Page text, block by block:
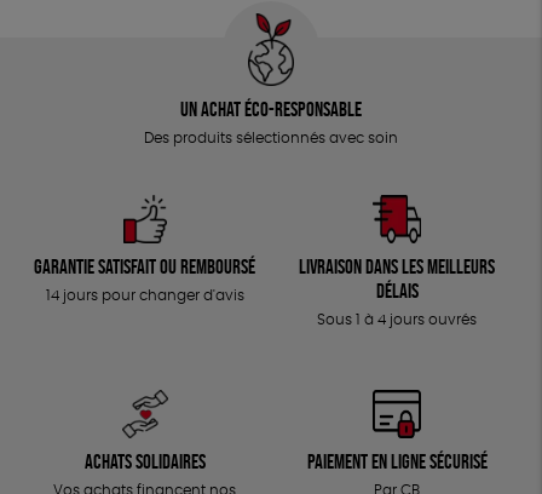
Un achat éco-responsable
Des produits sélectionnés avec soin
Garantie satisfait ou remboursé
14 jours pour changer d'avis
Livraison dans les meilleurs
délais
Sous 1 à 4 jours ouvrés
Achats solidaires
Vos achats financent nos
Paiement en ligne sécurisé
Par CB